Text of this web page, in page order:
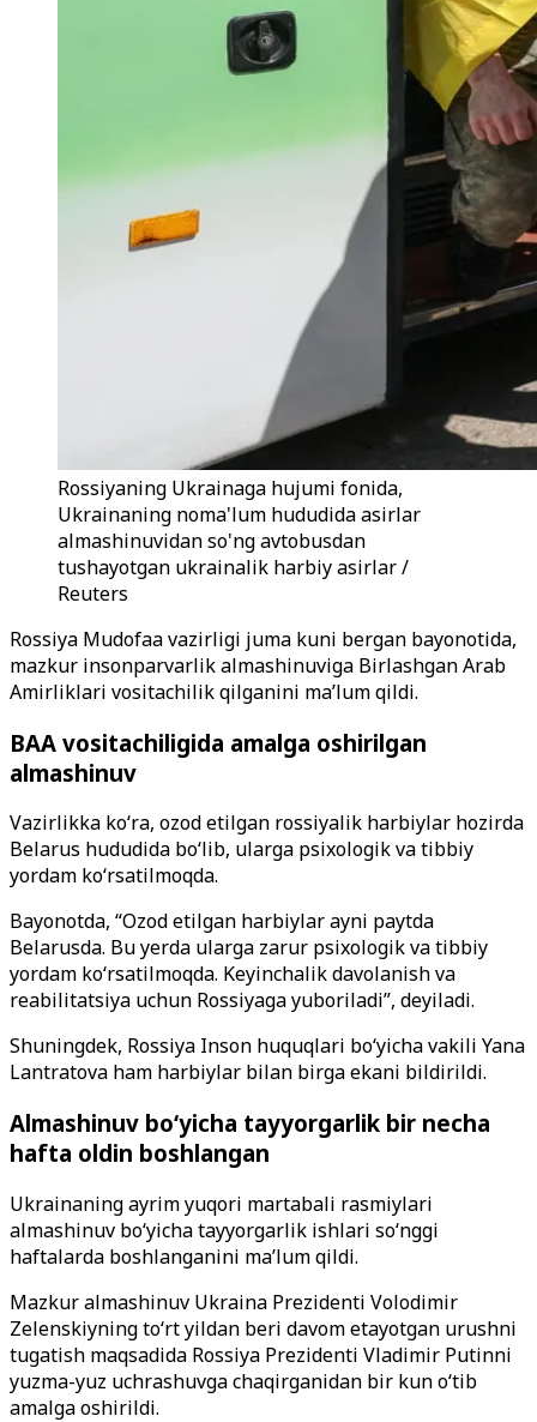
Rossiyaning Ukrainaga hujumi fonida,
Ukrainaning noma'lum hududida asirlar
almashinuvidan so'ng avtobusdan
tushayotgan ukrainalik harbiy asirlar /
Reuters
Rossiya Mudofaa vazirligi juma kuni bergan bayonotida,
mazkur insonparvarlik almashinuviga Birlashgan Arab
Amirliklari vositachilik qilganini ma’lum qildi.
BAA vositachiligida amalga oshirilgan
almashinuv
Vazirlikka ko‘ra, ozod etilgan rossiyalik harbiylar hozirda
Belarus hududida bo‘lib, ularga psixologik va tibbiy
yordam ko‘rsatilmoqda.
Bayonotda, “Ozod etilgan harbiylar ayni paytda
Belarusda. Bu yerda ularga zarur psixologik va tibbiy
yordam ko‘rsatilmoqda. Keyinchalik davolanish va
reabilitatsiya uchun Rossiyaga yuboriladi”, deyiladi.
Shuningdek, Rossiya Inson huquqlari bo‘yicha vakili Yana
Lantratova ham harbiylar bilan birga ekani bildirildi.
Almashinuv bo‘yicha tayyorgarlik bir necha
hafta oldin boshlangan
Ukrainaning ayrim yuqori martabali rasmiylari
almashinuv bo‘yicha tayyorgarlik ishlari so‘nggi
haftalarda boshlanganini ma’lum qildi.
Mazkur almashinuv Ukraina Prezidenti Volodimir
Zelenskiyning to‘rt yildan beri davom etayotgan urushni
tugatish maqsadida Rossiya Prezidenti Vladimir Putinni
yuzma-yuz uchrashuvga chaqirganidan bir kun o‘tib
amalga oshirildi.